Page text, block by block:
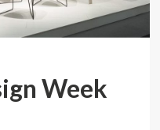
Week